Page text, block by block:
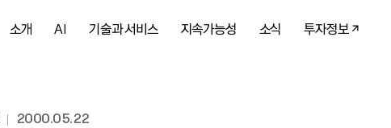
소개 AI 기술과 서비스 지속가능성 소식 투자정보
2000.05.22